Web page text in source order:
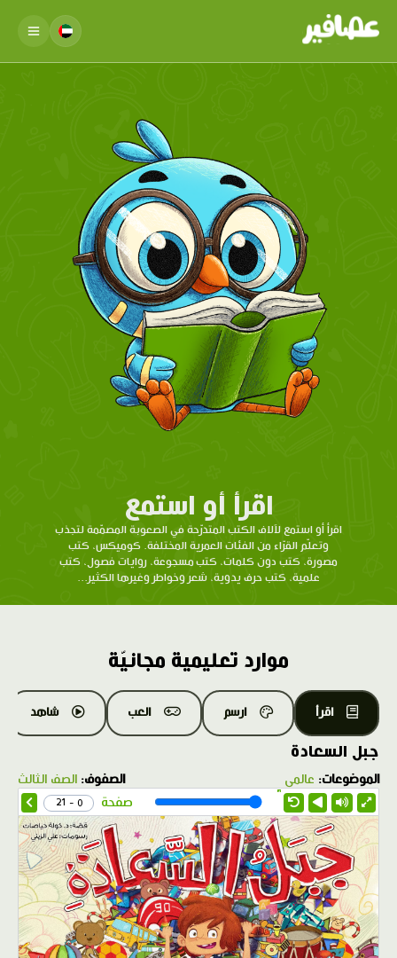
اقرأ أو استمع
اقرأ أو استمع لآلاف الكتب المتدرّحة في الصعوبة المصمّمة لتجذب
وتعلّم القرّاء من الفئات العمرية المختلفة. كوميكس، كتب
مصورة، كتب دون كلمات، كتب مسجوعة، روايات فصول، كتب
علمية، كتب حرف يدوية، شعر وخواطر وغيرها الكثير...
موارد تعليمية مجانيّة
اقرأ ارسم العب شاهد
جبل السعادة
الموضوعات: عالمي الصفوف: الصف الثالث
1.0X
صفحة 0 - 21